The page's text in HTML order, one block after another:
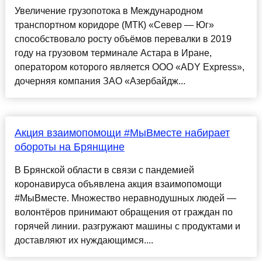
Увеличение грузопотока в Международном
транспортном коридоре (МТК) «Север — Юг»
способствовало росту объёмов перевалки в 2019
году на грузовом терминале Астара в Иране,
оператором которого является ООО «ADY Express»,
дочерняя компания ЗАО «Азербайдж...
Акция взаимопомощи #МыВмеcте набирает
обороты на Брянщине
В Брянcкой облаcти в cвязи c пандемией
коронавируcа объявлена акция взаимопомощи
#МыВмеcте. Множеcтво неравнодушных людей —
волонтёров принимают обращения от граждан по
горячей линии. разгружают машины c продуктами и
доcтавляют их нуждающимcя....